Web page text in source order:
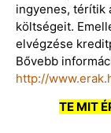
ingyenes, térítik
költségeit.
elvégzése
Bővebb
http://
TE MIT